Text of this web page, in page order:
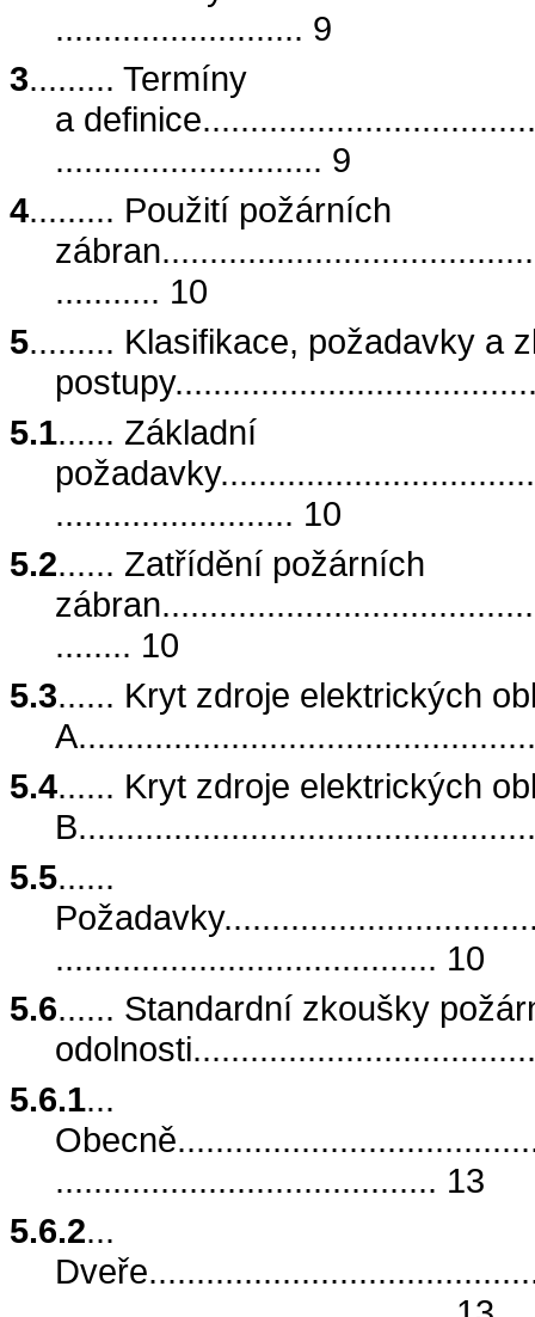
.......................... 9
3......... Termíny
a
............................ 9
4......... Použití požárních
........... 10
5......... Klasifikace, požadavky a
5.1...... Základní
......................... 10
5.2...... Zatřídění požárních
........ 10
5.3...... Kryt zdroje elektrických
5.4...... Kryt zdroje elektrických
5.5......
........................................ 10
5.6...... Standardní zkoušky
5.6.1...
........................................ 13
5.6.2...